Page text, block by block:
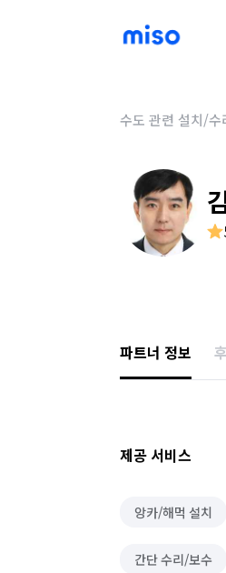
수도 관련 설치/수
파트너 정보
제공 서비스
앙카/해먹 설치
간단 수리/보수